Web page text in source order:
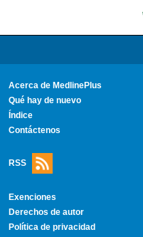
Acerca de MedlinePlus
Qué hay de nuevo
Índice
Contáctenos
RSS
Exenciones
Derechos de autor
Política de privacidad